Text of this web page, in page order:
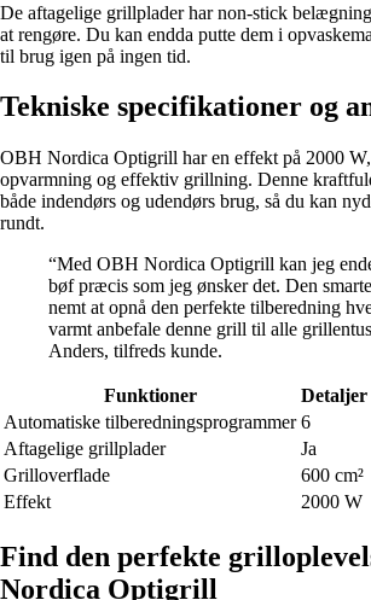
De aftagelige grillplader har non-stick
at rengøre. Du kan endda putte dem i
til brug igen på ingen tid.
Tekniske specifikationer og
OBH Nordica Optigrill har en effekt på 2000
opvarmning og effektiv grillning. Denne
både indendørs og udendørs brug, så du kan
rundt.
“Med OBH Nordica Optigrill kan jeg
bøf præcis som jeg ønsker det. Den
nemt at opnå den perfekte tilberedning
varmt anbefale denne grill til alle
Anders, tilfreds kunde.
Funktioner
Detaljer
Automatiske tilberedningsprogrammer 6
Aftagelige grillplader
Ja
Grilloverflade
600 cm²
Effekt
2000 W
Find den perfekte
Nordica Optigrill